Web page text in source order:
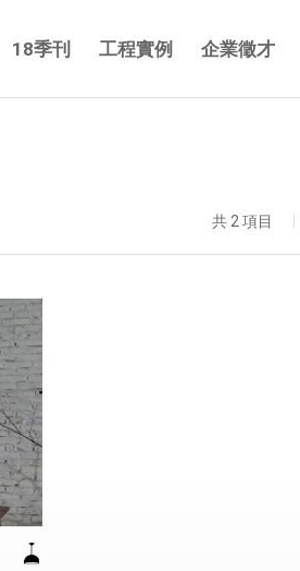
18季刊 工程實例 企業徵才
共 2 項目